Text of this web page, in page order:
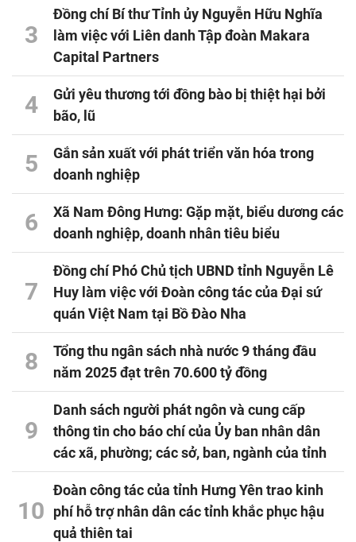
3
Đồng chí Bí thư Tỉnh ủy Nguyễn Hữu Nghĩa
làm việc với Liên danh Tập đoàn Makara
Capital Partners
4
Gửi yêu thương tới đồng bào bị thiệt hại bởi
bão, lũ
5
Gắn sản xuất với phát triển văn hóa trong
doanh nghiệp
6
Xã Nam Đông Hưng: Gặp mặt, biểu dương các
doanh nghiệp, doanh nhân tiêu biểu
7
Đồng chí Phó Chủ tịch UBND tỉnh Nguyễn Lê
Huy làm việc với Đoàn công tác của Đại sứ
quán Việt Nam tại Bồ Đào Nha
8
Tổng thu ngân sách nhà nước 9 tháng đầu
năm 2025 đạt trên 70.600 tỷ đồng
9
Danh sách người phát ngôn và cung cấp
thông tin cho báo chí của Ủy ban nhân dân
các xã, phường; các sở, ban, ngành của tỉnh
10
Đoàn công tác của tỉnh Hưng Yên trao kinh
phí hỗ trợ nhân dân các tỉnh khắc phục hậu
quả thiên tai